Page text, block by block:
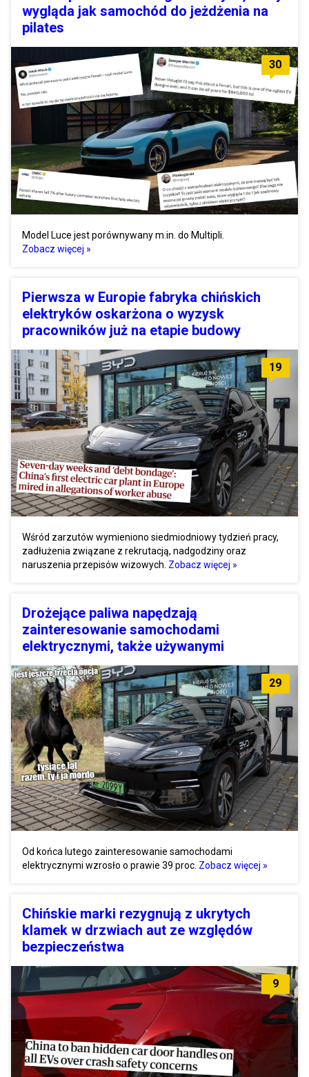
wygląda jak samochód do jeżdżenia na
pilates
30
Model Luce jest porównywany m.in. do Multipli.
Zobacz więcej »
Pierwsza w Europie fabryka chińskich
elektryków oskarżona o wyzysk
pracowników już na etapie budowy
19
Wśród zarzutów wymieniono siedmiodniowy tydzień pracy,
zadłużenia związane z rekrutacją, nadgodziny oraz
naruszenia przepisów wizowych. Zobacz więcej »
Drożejące paliwa napędzają
zainteresowanie samochodami
elektrycznymi, także używanymi
29
Od końca lutego zainteresowanie samochodami
elektrycznymi wzrosło o prawie 39 proc. Zobacz więcej »
Chińskie marki rezygnują z ukrytych
klamek w drzwiach aut ze względów
bezpieczeństwa
9